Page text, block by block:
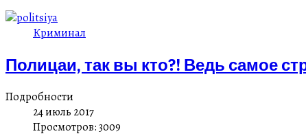
Криминал
Полицаи, так вы кто?! Ведь самое
Подробности
24 июль 2017
Просмотров: 3009